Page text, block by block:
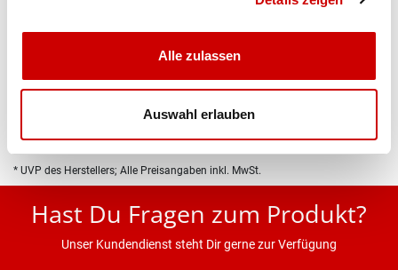
Alle zulassen
Auswahl erlauben
Produktbeschreibung
* UVP des Herstellers; Alle Preisangaben inkl. MwSt.
Hast Du Fragen zum Produkt?
Unser Kundendienst steht Dir gerne zur Verfügung